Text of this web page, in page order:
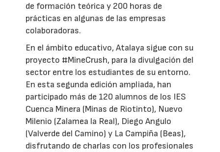
de formación teórica y 200 horas de
prácticas en algunas de las empresas
colaboradoras.
En el ámbito educativo, Atalaya sigue con su
proyecto #MineCrush, para la divulgación del
sector entre los estudiantes de su entorno.
En esta segunda edición ampliada, han
participado más de 120 alumnos de los IES
Cuenca Minera (Minas de Riotinto), Nuevo
Milenio (Zalamea la Real), Diego Angulo
(Valverde del Camino) y La Campiña (Beas),
disfrutando de charlas con los profesionales